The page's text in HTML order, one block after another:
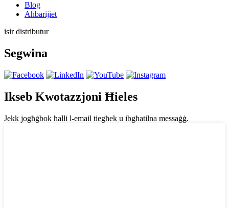
Blog
Aħbarijiet
isir distributur
Segwina
Ikseb Kwotazzjoni Ħieles
Jekk jogħġbok ħalli l-email tiegħek u ibgħatilna messaġġ.